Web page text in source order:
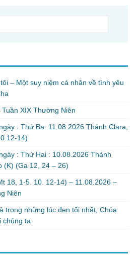
– Một suy niệm cá nhân về tình yêu
XIX Thường Niên
: Thứ Ba: 11.08.2026 Thánh Clara,
14)
: Thứ Hai : 10.08.2026 Thánh
(K) (Ga 12, 24 – 26)
18, 1-5. 10. 12-14) – 11.08.2026 –
Niên
trong những lúc đen tối nhất, Chúa
chúng ta